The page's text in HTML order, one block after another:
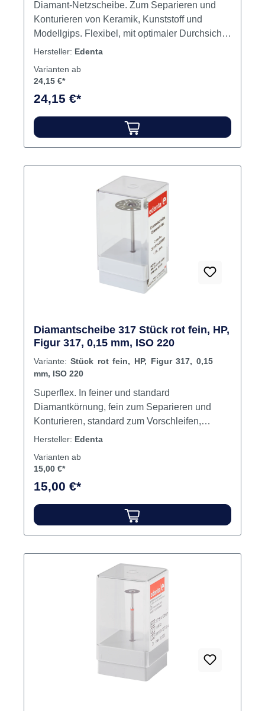
Diamant-Netzscheibe. Zum Separieren und
Konturieren von Keramik, Kunststoff und
Modellgips. Flexibel, mit optimaler Durchsicht,
hohem Materialabtrag und guter
U/min.Max. Drehzahl (ISO 220) - 15.000
Kronen-/Brückentechnik, Verblend- und
Keramiktechnik Inhalt Scheibe
Hersteller: Edenta
Varianten ab
24,15 €*
24,15 €*
Diamantscheibe 317 Stück rot fein, HP,
Figur 317, 0,15 mm, ISO 220
Variante: Stück rot fein, HP, Figur 317, 0,15
mm, ISO 220
Superflex. In feiner und standard
Diamantkörnung, fein zum Separieren und
Konturieren, standard zum Vorschleifen,
Vortrennen und Konturieren von Keramik.Max.
Brückentechnik, Verblend- und Keramiktechnik
Hersteller: Edenta
Varianten ab
15,00 €*
15,00 €*